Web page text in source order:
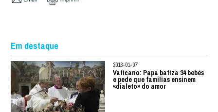
Em destaque
2018-01-07
Vaticano: Papa batiza 34 bebés
e pede que famílias ensinem
«dialeto» do amor